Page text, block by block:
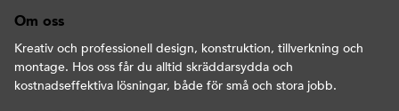
Om oss
Kreativ och professionell design, konstruktion, tillverkning och
montage. Hos oss får du alltid skräddarsydda och
kostnadseffektiva lösningar, både för små och stora jobb.